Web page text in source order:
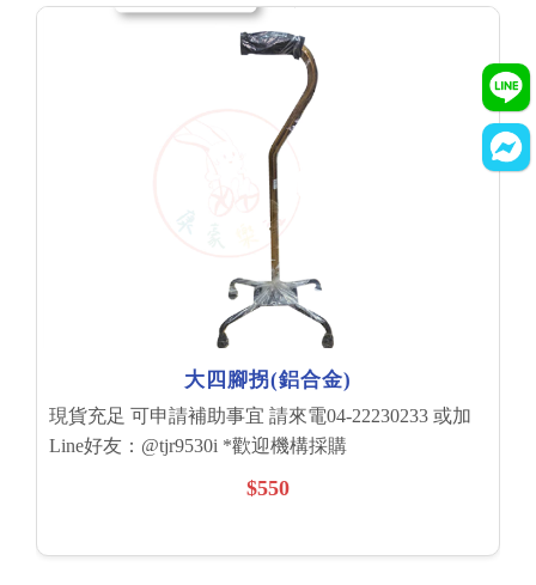
大四腳拐(鋁合金)
現貨充足 可申請補助事宜 請來電04-22230233 或加
Line好友：@tjr9530i *歡迎機構採購
$550